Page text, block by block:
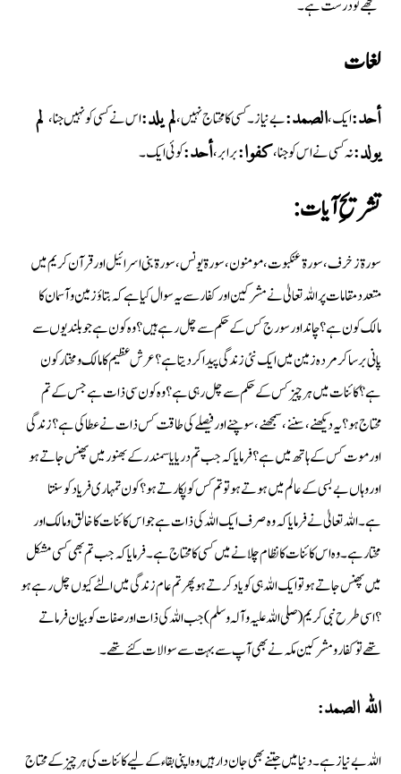
سمجھے تو درست ہے۔
لغات
أحد:ایک،الصمد:بےنیاز۔ کسی کا محتاج نہیں،لم یلد:اس نے کسی کو نہیں جنا، لم
یولد:نہ کسی نے اس کو جنا،کفوا:برابر،أحد:کوئی ایک۔
تشریحِ آيات:
سورة زخرف ، سورة عنکبوت، مومنون ، سورة یونس ، سورة بنی اسرائیل اور قرآن کریم میں
متعدد مقامات پر اللہ تعالیٰ نے مشرکین اور کفار سے یہ سوال کیا ہے کہ بتاؤ زمین و آسمان کا
مالک کون ہے ؟ چاند اور سورج کس کے حکم سے چل رہے ہیں ؟ وہ کون ہے جو بلندیوں سے
پانی برسا کر مردہ زمین میں ایک نئی زندگی پیدا کردیتا ہے؟ عرش عظیم کا مالک و مختار کون
ہے؟ کائنات میں ہر چیز کس کے حکم سے چل رہی ہے؟ وہ کون سی ذات ہے جس کے تم
محتاج ہو؟ یہ دیکھنے، سننے، سمجھنے، سوچنے اور فیصلے کی طاقت کس ذات نے عطا کی ہے؟ زندگی
اور موت کس کے ہاتھ میں ہے؟ فرمایا کہ جب تم دریا یا سمندر کے بھنور میں پھنس جاتے ہو
اور وہاں بےبسی کے عالم میں ہوتے ہو تو تم کس کو پکارتے ہو ؟ کون تمہاری فریاد کو سنتا
ہے۔ اللہ تعالیٰ نے فرمایا کہ وہ صرف ایک اللہ کی ذات ہے جو اس کائنات کا خالق ومالک اور
مختار ہے۔ وہ اس کائنات کا نظام چلانے میں کسی کا محتاج ہے۔ فرمایا کہ جب تم بھی کسی مشکل
میں پھنس جاتے ہو تو ایک اللہ ہی کو یاد کرتے ہو پھر تم عام زندگی میں الٹے کیوں چل رہے ہو
؟ اسی طرح نبی کریم (صلی اللہ علیہ وآلہ وسلم) جب اللہ کی ذات اور صفات کو بیان فرماتے
تھے تو کفار ومشرکین مکہ نے بھی آپ سے بہت سے سوالات کئے تھے۔
اللہ الصمد:
اللہ بےنیاز ہے۔ دنیا میں جتنے بھی جان دار ہیں وہ اپنی بقاء کے لیے کائنات کی ہر چیز کے محتاج